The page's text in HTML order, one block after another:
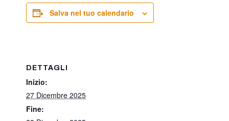
Salva nel tuo calendario
DETTAGLI
Inizio:
27 Dicembre 2025
Fine: